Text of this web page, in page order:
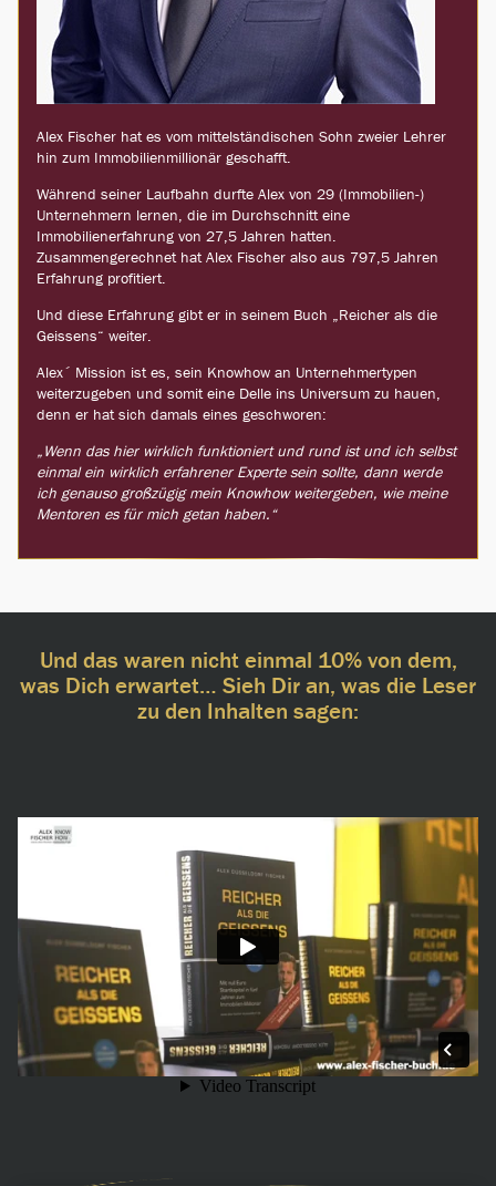
Alex Fischer hat es vom mittelständischen Sohn zweier Lehrer
hin zum Immobilienmillionär geschafft.
Während seiner Laufbahn durfte Alex von 29 (Immobilien-)
Unternehmern lernen, die im Durchschnitt eine
Immobilienerfahrung von 27,5 Jahren hatten.
Zusammengerechnet hat Alex Fischer also aus 797,5 Jahren
Erfahrung profitiert.
Und diese Erfahrung gibt er in seinem Buch „Reicher als die
Geissens“ weiter.
Alex´ Mission ist es, sein Knowhow an Unternehmertypen
weiterzugeben und somit eine Delle ins Universum zu hauen,
denn er hat sich damals eines geschworen:
„Wenn das hier wirklich funktioniert und rund ist und ich selbst
einmal ein wirklich erfahrener Experte sein sollte, dann werde
ich genauso großzügig mein Knowhow weitergeben, wie meine
Mentoren es für mich getan haben.“
Und das waren nicht einmal 10% von dem,
was Dich erwartet… Sieh Dir an, was die Leser
zu den Inhalten sagen: